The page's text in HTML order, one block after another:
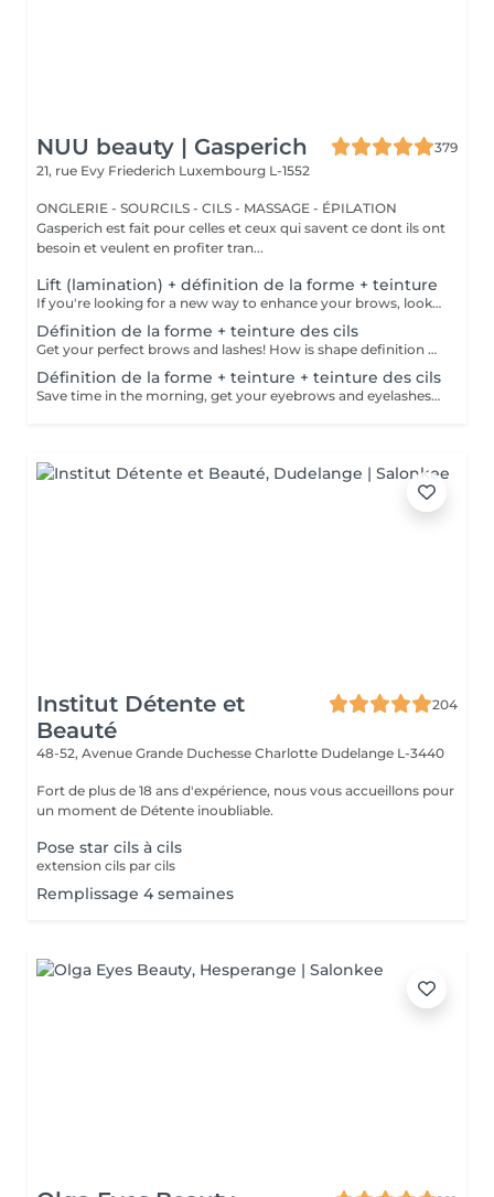
NUU beauty | Gasperich
379
21, rue Evy Friederich Luxembourg L-1552
ONGLERIE - SOURCILS - CILS - MASSAGE - ÉPILATION
Gasperich est fait pour celles et ceux qui savent ce dont ils ont
besoin et veulent en profiter tran...
Lift (lamination) + définition de la forme + teinture
If you're looking for a new way to enhance your brows, look no further than brow lift! During the process, the specialist covers the hairs with special compositions for long-term styling and fixation. Eyebrow lamination is accompanied by coloring. As a result, the eyebrows become bright, neat and well-groomed, and the desired shape remains unchanged for a long time. How is the brow lift done? - consultation (to discuss perfect form and colour) - preparation (brows are washed and marked) - brow style is applied to the brows - brow set is applied the brows - tweezing (excess hair are with tweezers) - tinting (paint or henna is applied) - products are removed from the brows - antiseptic and cream are applied - brows are brushed into their desired position Age restrictions: recommended to do from 16 years. Post procedure recommendations: do not wash brows, do not go to sauna, do not put on makeup for 24 hours. Frequency: once in 6-8 weeks.
Définition de la forme + teinture des cils
Get your perfect brows and lashes! How is shape definition + lash tinting done? - consultation is performed - brows are washed - excess hair is removed with wax - excess hair is removed with tweezers - brows are styled - lashes are washed - patches are applied - tinting is performed - patches are removed Age restrictions: recommended to do from 12 years. Post procedure recommendations: do not put makeup on the skin near the brows 4 hours after the procedure. Frequency: once in 3-4 weeks.
Définition de la forme + teinture + teinture des cils
Save time in the morning, get your eyebrows and eyelashes done! How is the shape definition + tinting + lash tinting done? - consultation is performed - brows are washed - excess hair is removed with wax - excess hair is removed with tweezers - tinting is performed - excess paint is removed - lashes are washed - patches are applied - tinting is performed - patches are removed Age restrictions: recommended age from 14 years. Post procedure recommendations: do not wash brows and lashes, do not put on makeup for 12 hours. Frequency: once in 3-4 weeks.
Institut Détente et
Beauté
204
48-52, Avenue Grande Duchesse Charlotte Dudelange L-3440
Fort de plus de 18 ans d'expérience, nous vous accueillons pour
un moment de Détente inoubliable.
Pose star cils à cils
extension cils par cils
Remplissage 4 semaines